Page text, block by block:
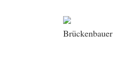
Brückenbauer